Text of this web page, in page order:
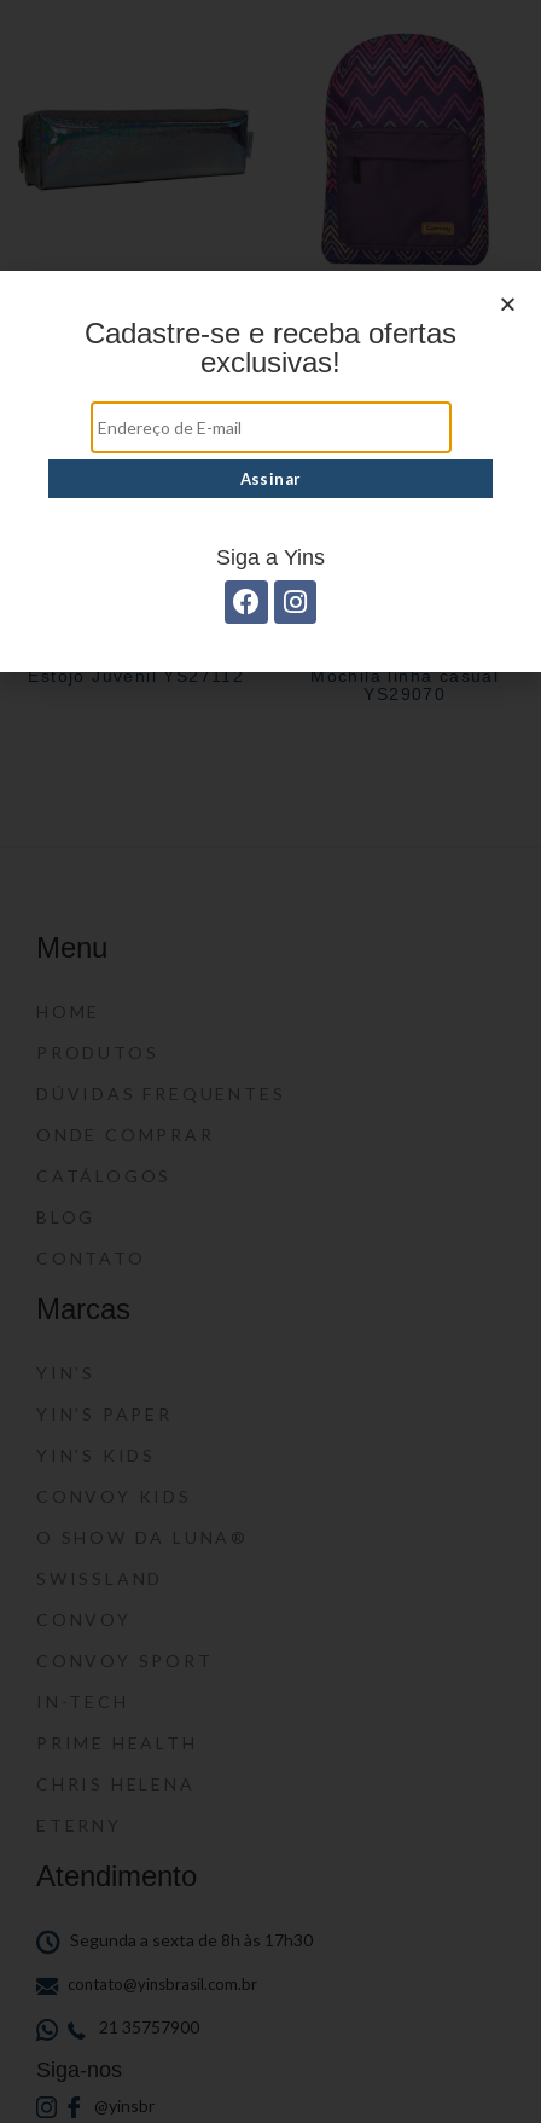
Mochila Linha Casual
YS29068
Estojo Juvenil YS27112
Mochila linha casual
YS29070
Menu
HOME
PRODUTOS
DÚVIDAS FREQUENTES
ONDE COMPRAR
CATÁLOGOS
BLOG
CONTATO
Marcas
YIN’S
YIN’S PAPER
YIN’S KIDS
CONVOY KIDS
O SHOW DA LUNA®
SWISSLAND
CONVOY
CONVOY SPORT
IN-TECH
PRIME HEALTH
CHRIS HELENA
ETERNY
Atendimento
Segunda a sexta de 8h às 17h30
contato@yinsbrasil.com.br
21 35757900
Siga-nos
@yinsbr
Cadastre-se e receba ofertas
exclusivas!
Siga a Yins